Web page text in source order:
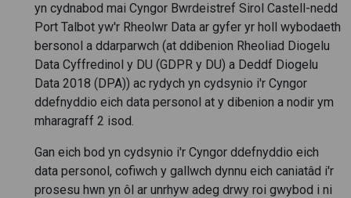
yn cydnabod mai Cyngor Bwrdeistref Sirol Castell-nedd
Port Talbot yw'r Rheolwr Data ar gyfer yr holl wybodaeth
bersonol a ddarparwch (at ddibenion Rheoliad Diogelu
Data Cyffredinol y DU (GDPR y DU) a Deddf Diogelu
Data 2018 (DPA)) ac rydych yn cydsynio i'r Cyngor
ddefnyddio eich data personol at y dibenion a nodir ym
mharagraff 2 isod.
Gan eich bod yn cydsynio i'r Cyngor ddefnyddio eich
data personol, cofiwch y gallwch dynnu eich caniatâd i'r
prosesu hwn yn ôl ar unrhyw adeg drwy roi gwybod i ni